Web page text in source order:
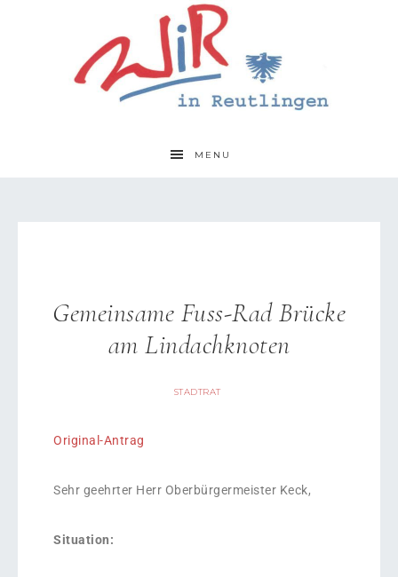
MENU
Gemeinsame Fuss-Rad Brücke
am Lindachknoten
STADTRAT
Original-Antrag
Sehr geehrter Herr Oberbürgermeister Keck,
Situation: